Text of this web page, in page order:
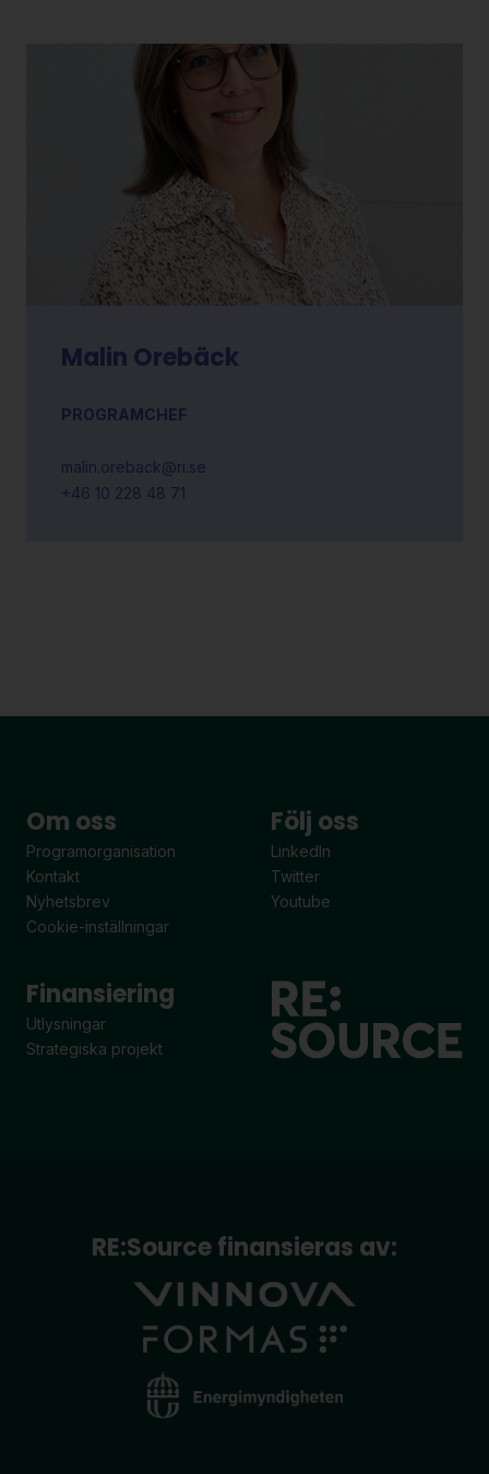
Malin Orebäck
PROGRAMCHEF
malin.oreback@ri.se
+46 10 228 48 71
Om oss
Programorganisation
Kontakt
Nyhetsbrev
Cookie-inställningar
Följ oss
LinkedIn
Twitter
Youtube
Finansiering
Utlysningar
Strategiska projekt
RE:Source finansieras av: